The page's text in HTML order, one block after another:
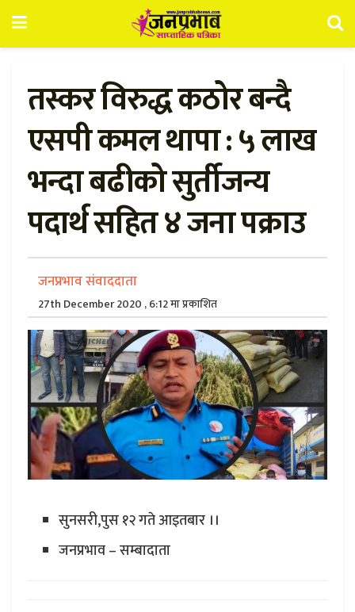
तस्कर विरुद्ध कठोर बन्दै
एसपी कमल थापा : ५ लाख
भन्दा बढीको सुर्तीजन्य
पदार्थ सहित ४ जना पक्राउ
जनप्रभाव संवाददाता
27th December 2020 , 6:12 मा प्रकाशित
सुनसरी,पुस १२ गते आइतबार ।।
जनप्रभाव – सम्बादाता